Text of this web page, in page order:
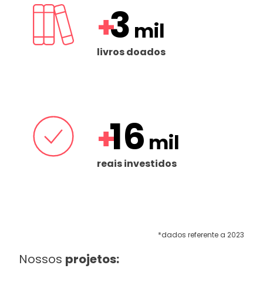
+3 mil
livros doados
+16 mil
reais investidos
*dados referente a 2023
Nossos projetos: